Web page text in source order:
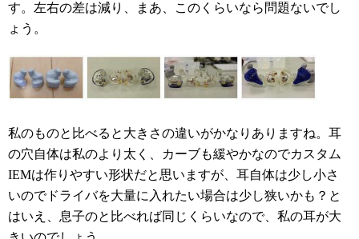
す。左右の差は減り、まあ、このくらいなら問題ないでし
ょう。
私のものと比べると大きさの違いがかなりありますね。耳
の穴自体は私のより太く、カーブも緩やかなのでカスタム
IEMは作りやすい形状だと思いますが、耳自体は少し小さ
いのでドライバを大量に入れたい場合は少し狭いかも？と
はいえ、息子のと比べれば同じくらいなので、私の耳が大